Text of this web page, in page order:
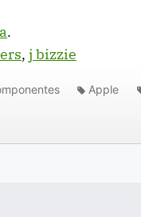
.
, j bizzie
Apple